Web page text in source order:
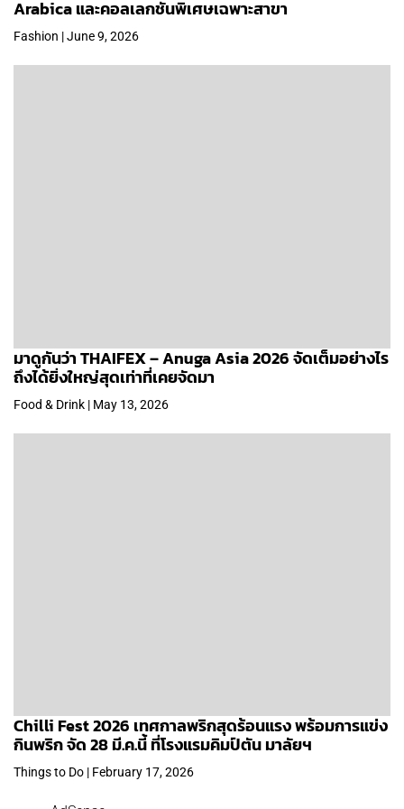
Arabica และคอลเลกชันพิเศษเฉพาะสาขา
Fashion | June 9, 2026
มาดูกันว่า THAIFEX – Anuga Asia 2026 จัดเต็มอย่างไร
ถึงได้ยิ่งใหญ่สุดเท่าที่เคยจัดมา
Food & Drink | May 13, 2026
Chilli Fest 2026 เทศกาลพริกสุดร้อนแรง พร้อมการแข่ง
กินพริก จัด 28 มี.ค.นี้ ที่โรงแรมคิมป์ตัน มาลัยฯ
Things to Do | February 17, 2026